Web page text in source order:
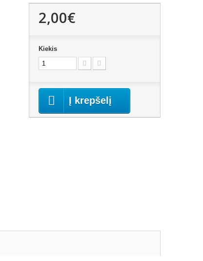
2,00€
Kiekis
Į krepšelį